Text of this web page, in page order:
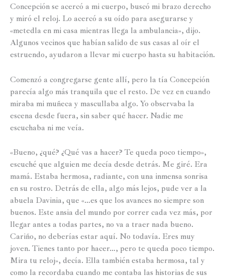
Concepción se acercó a mi cuerpo, buscó mi brazo derecho
y miró el reloj. Lo acercó a su oído para asegurarse y
«metedla en mi casa mientras llega la ambulancia», dijo.
Algunos vecinos que habían salido de sus casas al oír el
estruendo, ayudaron a llevar mi cuerpo hasta su habitación.
Comenzó a congregarse gente allí, pero la tía Concepción
parecía algo más tranquila que el resto. De vez en cuando
miraba mi muñeca y mascullaba algo. Yo observaba la
escena desde fuera, sin saber qué hacer. Nadie me
escuchaba ni me veía.
«Bueno, ¿qué? ¿Qué vas a hacer? Te queda poco tiempo»,
escuché que alguien me decía desde detrás. Me giré. Era
mamá. Estaba hermosa, radiante, con una inmensa sonrisa
en su rostro. Detrás de ella, algo más lejos, pude ver a la
abuela Davinia, que «…es que los avances no siempre son
buenos. Este ansia del mundo por correr cada vez más, por
llegar antes a todas partes, no va a traer nada bueno.
Cariño, no deberías estar aquí. No todavía. Eres muy
joven. Tienes tanto por hacer…, pero te queda poco tiempo.
Mira tu reloj», decía. Ella también estaba hermosa, tal y
como la recordaba cuando me contaba las historias de sus